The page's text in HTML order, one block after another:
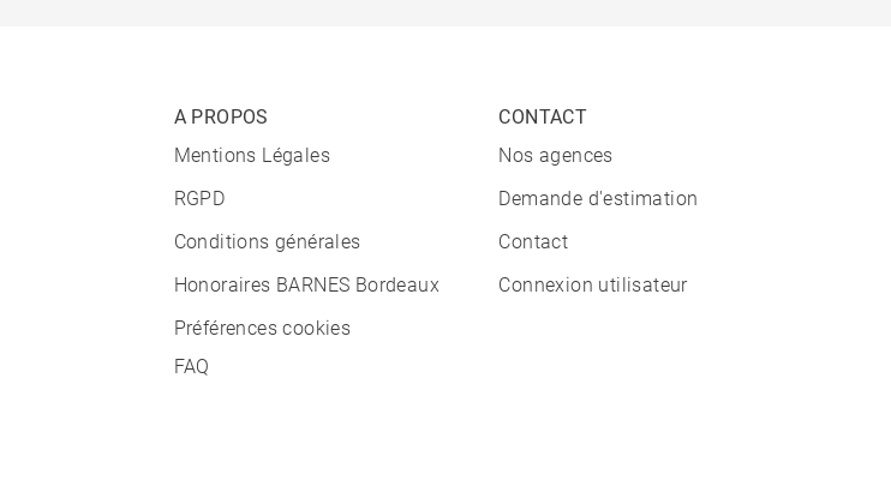
A PROPOS
Mentions Légales
RGPD
Conditions générales
Honoraires BARNES Bordeaux
Préférences cookies
FAQ
CONTACT
Nos agences
Demande d'estimation
Contact
Connexion utilisateur